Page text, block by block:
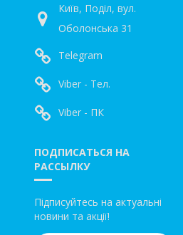
Київ, Поділ, вул.
Оболонська 31
Telegram
Viber - Тел.
Viber - ПК
ПОДПИСАТЬСЯ НА
РАССЫЛКУ
Підписуйтесь на актуальні
новини та акції!